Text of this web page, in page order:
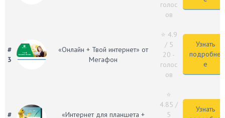
голос
ов
#
3
«Онлайн + Твой интернет» от
Мегафон
⭐ 4.9
/ 5
20 -
голос
ов
Узнать
подробне
е
#
«Интернет для планшета +
⭐
4.85 /
5
Узнать